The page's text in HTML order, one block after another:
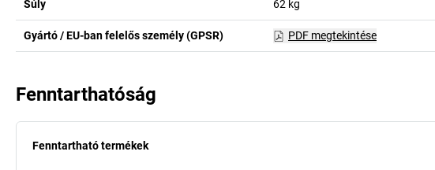
Súly 62 kg
Gyártó / EU-ban felelős személy (GPSR) PDF megtekintése
Fenntarthatóság
Fenntartható termékek